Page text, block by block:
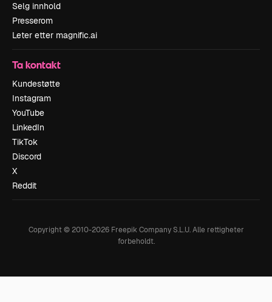
Selg innhold
Presserom
Leter etter magnific.ai
Ta kontakt
Kundestøtte
Instagram
YouTube
LinkedIn
TikTok
Discord
X
Reddit
Copyright © 2010-2026Freepik Company S.L.U. Alle rettigheter
forbeholdt.